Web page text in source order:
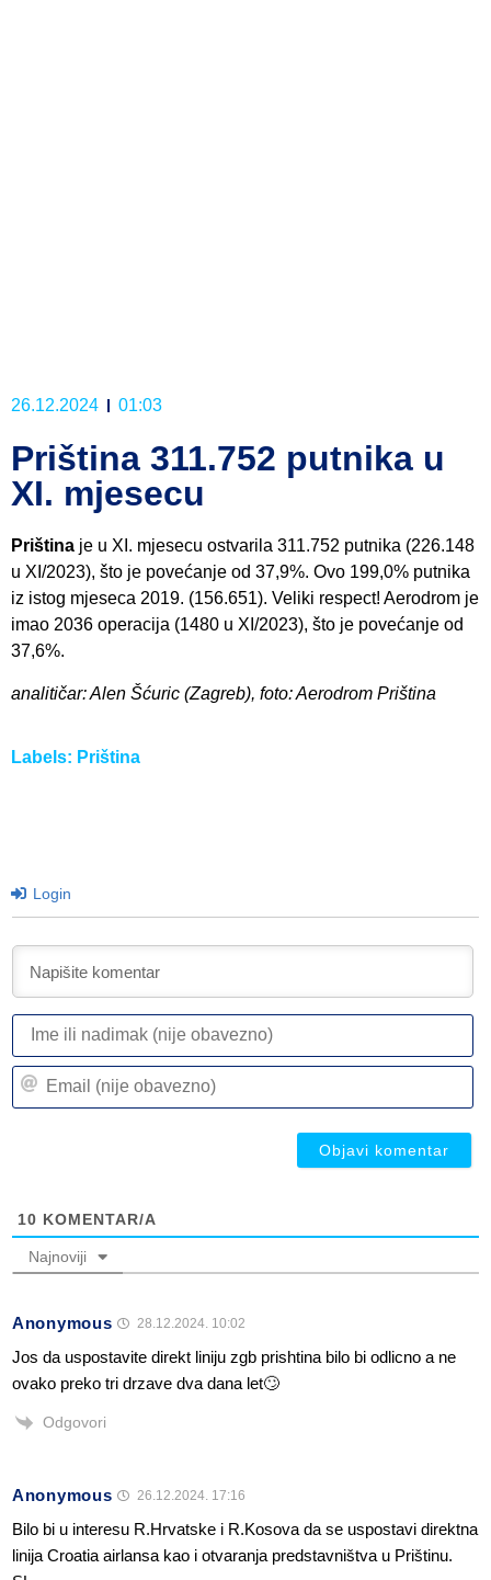
26.12.2024 01:03
Priština 311.752 putnika u
XI. mjesecu
Priština je u XI. mjesecu ostvarila 311.752 putnika (226.148
u XI/2023), što je povećanje od 37,9%. Ovo 199,0% putnika
iz istog mjeseca 2019. (156.651). Veliki respect! Aerodrom je
imao 2036 operacija (1480 u XI/2023), što je povećanje od
37,6%.
analitičar: Alen Šćuric (Zagreb), foto: Aerodrom Priština
Labels: Priština
Login
10 KOMENTAR/A
Najnoviji
Anonymous 28.12.2024. 10:02
Jos da uspostavite direkt liniju zgb prishtina bilo bi odlicno a ne
ovako preko tri drzave dva dana let🙄
Odgovori
Anonymous 26.12.2024. 17:16
Bilo bi u interesu R.Hrvatske i R.Kosova da se uspostavi direktna
linija Croatia airlansa kao i otvaranja predstavništva u Prištinu.